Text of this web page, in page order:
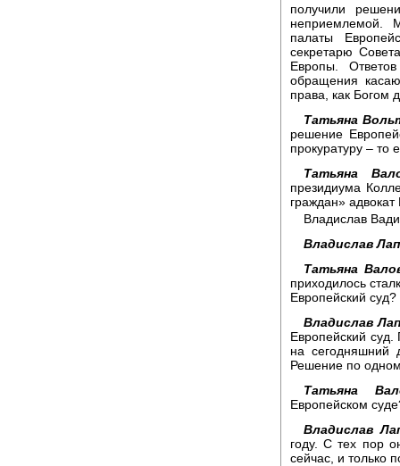
получили
неприемлемой.
палаты
секретарю
Европы.
обращения
права, как Богом
Татьяна
решение
прокуратуру – то
Татьяна
президиума
граждан»
Владислав
Владислав
Татьяна
приходилось
Европейский суд?
Владислав
Европейский суд.
на сегодняшний
Решение по
Татьяна
Европейском
Владислав
году. С тех пор
сейчас, и только